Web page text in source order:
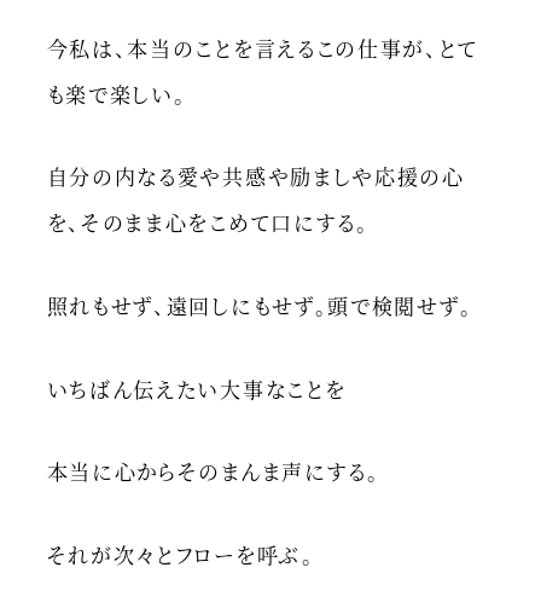
今私は、本当のことを言えるこの仕事が、とて
も楽で楽しい。
自分の内なる愛や共感や励ましや応援の心
を、そのまま心をこめて口にする。
照れもせず、遠回しにもせず。頭で検閲せず。
いちばん伝えたい大事なことを
本当に心からそのまんま声にする。
それが次々とフローを呼ぶ。